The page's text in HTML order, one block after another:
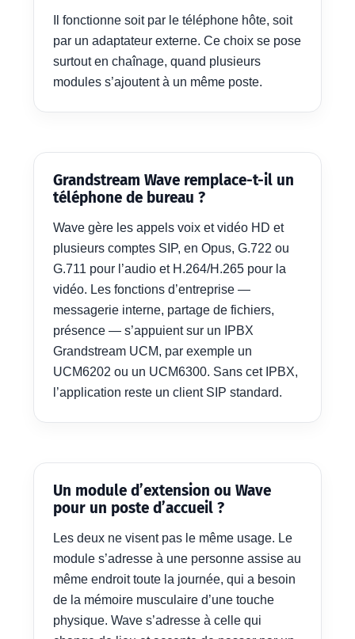
Il fonctionne soit par le téléphone hôte, soit
par un adaptateur externe. Ce choix se pose
surtout en chaînage, quand plusieurs
modules s’ajoutent à un même poste.
Grandstream Wave remplace-t-il un
téléphone de bureau ?
Wave gère les appels voix et vidéo HD et
plusieurs comptes SIP, en Opus, G.722 ou
G.711 pour l’audio et H.264/H.265 pour la
vidéo. Les fonctions d’entreprise —
messagerie interne, partage de fichiers,
présence — s’appuient sur un IPBX
Grandstream UCM, par exemple un
UCM6202 ou un UCM6300. Sans cet IPBX,
l’application reste un client SIP standard.
Un module d’extension ou Wave
pour un poste d’accueil ?
Les deux ne visent pas le même usage. Le
module s’adresse à une personne assise au
même endroit toute la journée, qui a besoin
de la mémoire musculaire d’une touche
physique. Wave s’adresse à celle qui